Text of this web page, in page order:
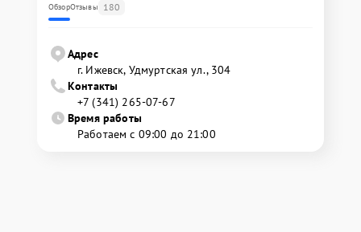
ОбзорОтзывы 180
Адрес
г. Ижевск, Удмуртская ул., 304
Контакты
+7 (341) 265-07-67
Время работы
Работаем с 09:00 до 21:00